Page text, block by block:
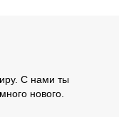
С нами ты
нового.